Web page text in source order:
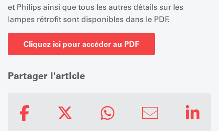
et Philips ainsi que tous les autres détails sur les
lampes rétrofit sont disponibles dans le PDF.
Cliquez ici pour accéder au PDF
Partager l'article